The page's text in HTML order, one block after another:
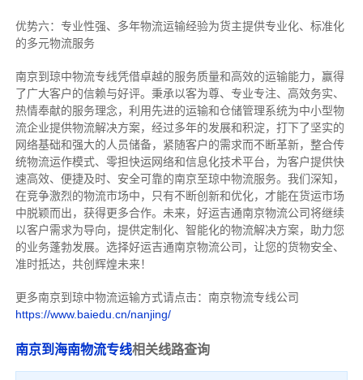
优势六：专业性强、多年物流运输经验为货主提供专业化、标准化
的多元物流服务
南京到琼中物流专线凭借卓越的服务质量和高效的运输能力，赢得
了广大客户的信赖与好评。 秉承以客为尊、专业专注、高效务实、
热情奉献的服务理念，利用先进的运输和仓储管理系统为中小型物
流企业提供物流解决方案，经过多年的发展和积淀，打下了坚实的
网络基础和强大的人员储备，紧随客户的需求而不断革新，整合传
统物流运作模式、零担快运网络和信息化技术平台，为客户提供快
速高效、便捷及时、安全可靠的南京至琼中物流服务。 我们深知，
在竞争激烈的物流市场中，只有不断创新和优化，才能在货运市场
中脱颖而出，获得更多合作。 未来，好运吉通南京物流公司将继续
以客户需求为导向，提供定制化、智能化的物流解决方案，助力您
的业务蓬勃发展。选择好运吉通南京物流公司，让您的货物安全、
准时抵达，共创辉煌未来！
更多南京到琼中物流运输方式请点击：南京物流专线公司
https://www.baiedu.cn/nanjing/
南京到海南物流专线相关线路查询